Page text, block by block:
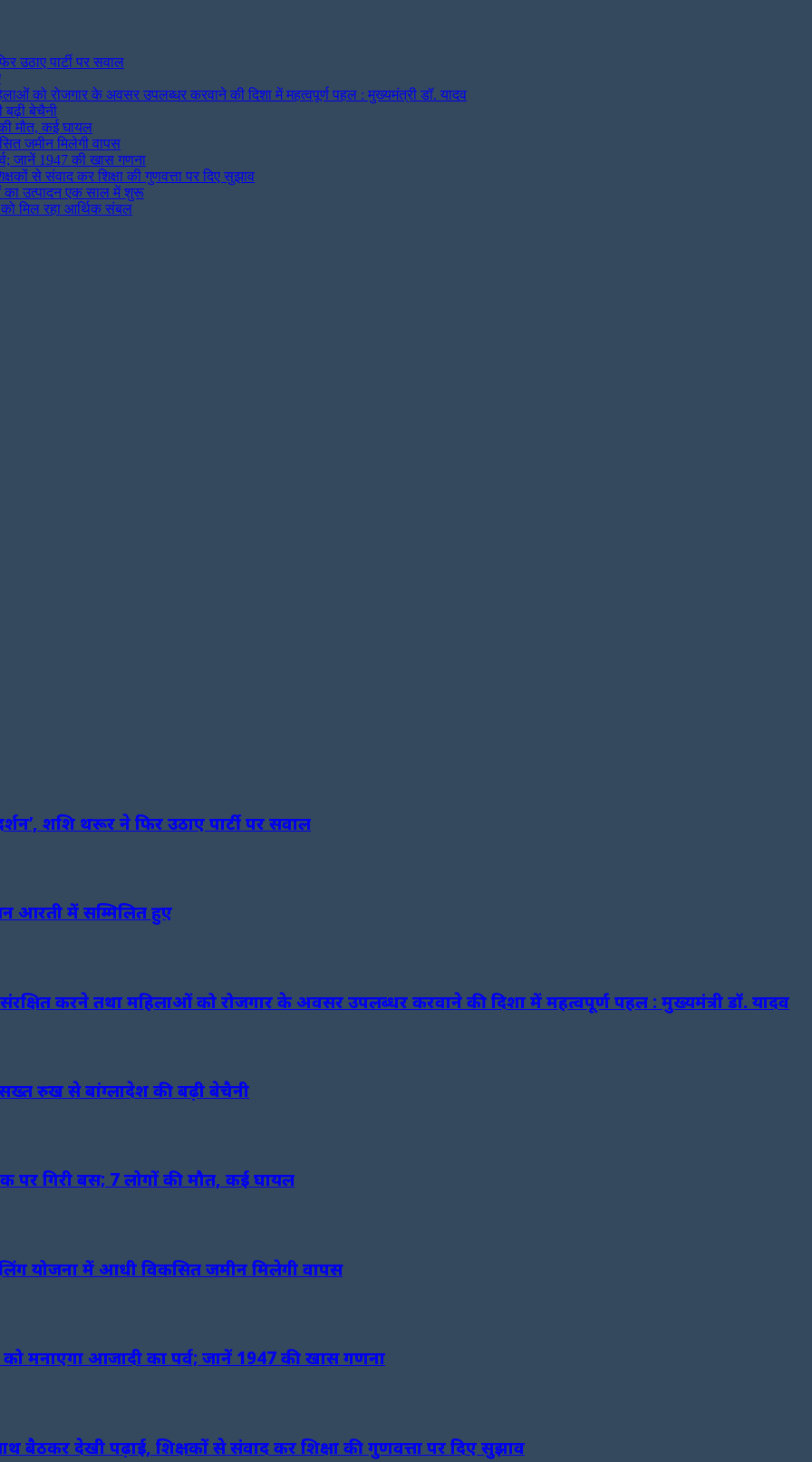
उठाए पार्टी पर सवाल
को रोजगार के अवसर उपलब्धर करवाने की दिशा में महत्वपूर्ण पहल : मुख्यमंत्री डॉ. यादव
बेचैनी
मौत, कई घायल
जमीन मिलेगी वापस
जानें 1947 की खास गणना
से संवाद कर शिक्षा की गुणवत्ता पर दिए सुझाव
का उत्पादन एक साल में शुरू
को मिल रहा आर्थिक संबल
शशि थरूर ने फिर उठाए पार्टी पर सवाल
आरती में सम्मिलित हुए
संरक्षित करने तथा महिलाओं को रोजगार के अवसर उपलब्धर करवाने की दिशा में महत्वपूर्ण पहल : मुख्यमंत्री डॉ. यादव
रुख से बांग्लादेश की बढ़ी बेचैनी
पर गिरी बस; 7 लोगों की मौत, कई घायल
योजना में आधी विकसित जमीन मिलेगी वापस
मनाएगा आजादी का पर्व; जानें 1947 की खास गणना
बैठकर देखी पढ़ाई, शिक्षकों से संवाद कर शिक्षा की गुणवत्ता पर दिए सुझाव